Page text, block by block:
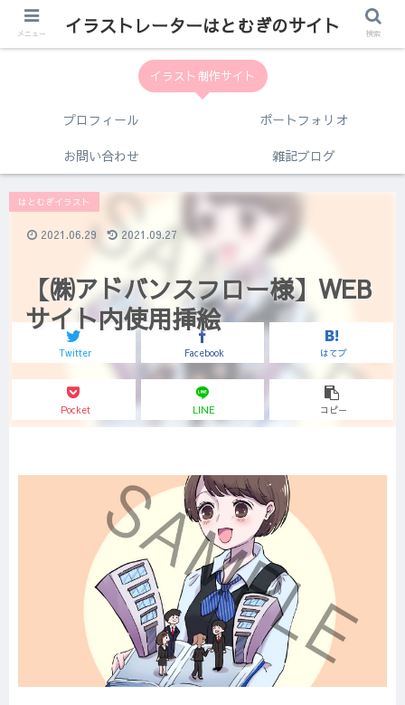
イラスト制作サイト
プロフィール
ポートフォリオ
お問い合わせ
雑記ブログ
【㈱アドバンスフロー様】WEB
サイト内使用挿絵
はとむぎイラスト
Twitter Facebook はてブ
Pocket LINE コピー
2021.09.27
2021.06.29
メニュー イラストレーターはとむぎのサイト 検索